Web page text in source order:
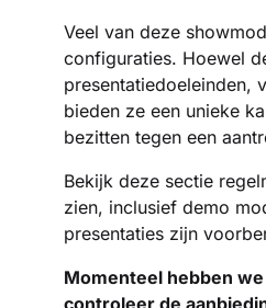
Veel van deze
configuraties. Hoewel
presentatiedoeleinden,
bieden ze een unieke
bezitten tegen een
Bekijk deze sectie
zien, inclusief demo
presentaties zijn
Momenteel hebben
controleer de